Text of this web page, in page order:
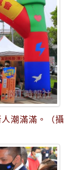
潮滿滿。（攝